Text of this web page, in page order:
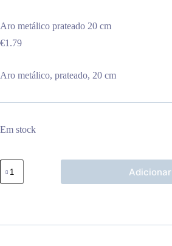
Aro metálico prateado 20 cm
€1.79
Aro metálico, prateado, 20 cm
Em stock
Quantidade
de
Aro
cm
Adicionar